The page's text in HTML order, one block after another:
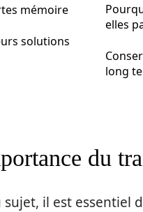
mémoire
solutions
elles
long
du
sujet, il est